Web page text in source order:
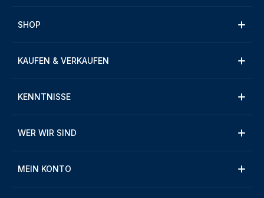
SHOP
KAUFEN & VERKAUFEN
KENNTNISSE
WER WIR SIND
MEIN KONTO